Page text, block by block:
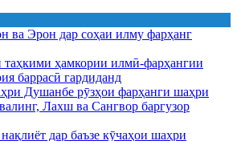
ва Эрон дар соҳаи илму фарҳанг
таҳкими ҳамкории илмӣ-фарҳангии
баррасӣ гардиданд
Душанбе рӯзҳои фарҳанги шаҳри
Лахш ва Сангвор баргузор
дар баъзе кӯчаҳои шаҳри